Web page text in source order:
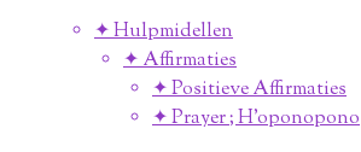
✦ Hulpmidellen
✦ Affirmaties
✦ Positieve Affirmaties
✦ Prayer ; H'oponopono